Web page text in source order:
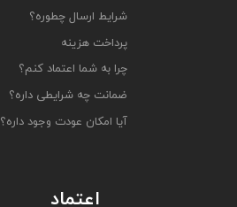
شرایط ارسال چطوره؟
پرداخت هزینه
چرا به شما اعتماد کنم؟
ضمانت چه شرایطی داره؟
آیا امکان عودت وجود داره؟
اعتماد